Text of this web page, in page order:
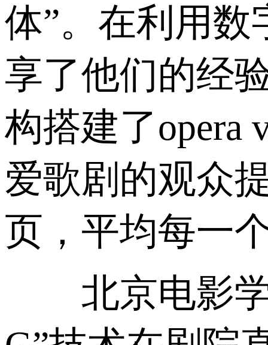
体”。在利用
享了他们的经
构搭建了opera
爱歌剧的观众
页，平均每一
北京电影学